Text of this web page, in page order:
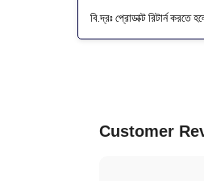
বি.দ্রঃ প্রোডাক্ট রিটার্ন করতে
Customer